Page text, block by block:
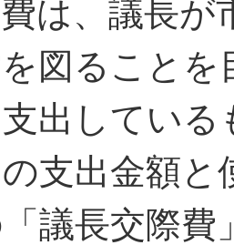
は、議長が
図ること
出している
支出金額
議長交際